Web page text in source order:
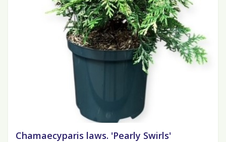
Chamaecyparis laws. 'Pearly Swirls'